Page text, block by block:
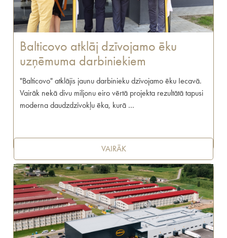
Balticovo atklāj dzīvojamo ēku
uzņēmuma darbiniekiem
"Balticovo" atklājis jaunu darbinieku dzīvojamo ēku Iecavā.
Vairāk nekā divu miljonu eiro vērtā projekta rezultātā tapusi
moderna daudzdzīvokļu ēka, kurā …
VAIRĀK